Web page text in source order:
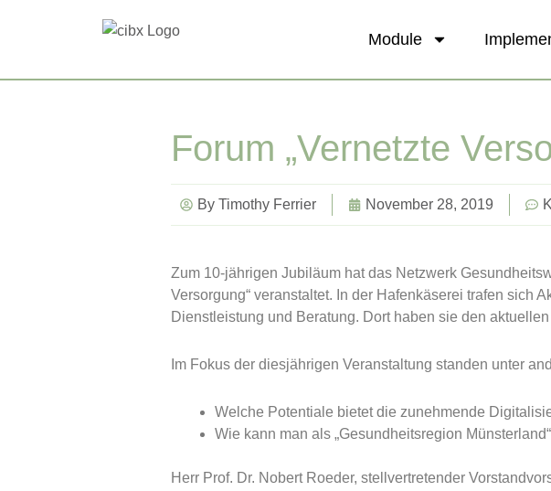
Module
Forum „Vernetzte
By Timothy Ferrier November 28, 2019
Zum 10-jährigen Jubiläum hat das Netzwerk
Versorgung“ veranstaltet. In der Hafenkäserei trafen sich
Dienstleistung und Beratung. Dort haben sie den
Im Fokus der diesjährigen Veranstaltung standen unter
Welche Potentiale bietet die zunehmende
Wie kann man als „Gesundheitsregion
Herr Prof. Dr. Nobert Roeder, stellvertretender